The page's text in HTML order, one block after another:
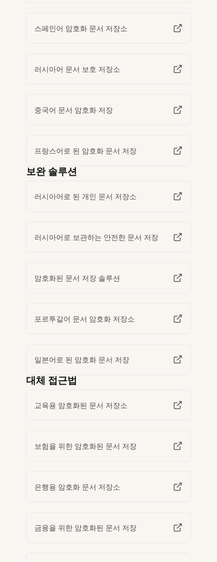
스페인어 암호화 문서 저장소
러시아어 문서 보호 저장소
중국어 문서 암호화 저장
프랑스어로 된 암호화 문서 저장
보완 솔루션
러시아어로 된 개인 문서 저장소
러시아어로 보관하는 안전한 문서 저장
암호화된 문서 저장 솔루션
포르투갈어 문서 암호화 저장소
일본어로 된 암호화 문서 저장
대체 접근법
교육용 암호화된 문서 저장소
보험을 위한 암호화된 문서 저장
은행용 암호화 문서 저장소
금융을 위한 암호화된 문서 저장